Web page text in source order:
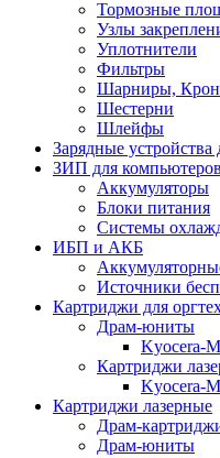
Тормозные
Узлы
Уплотнители
Фильтры
Шарниры,
Шестерни
Шлейфы
Зарядные
ЗИП для
Аккумуляторы
Блоки питания
Системы
ИБП и АКБ
Источники
Картриджи для
Драм-юниты
Kyocera-
Картриджи
Kyocera-
Картриджи лазерные
Драм-
Драм-юниты